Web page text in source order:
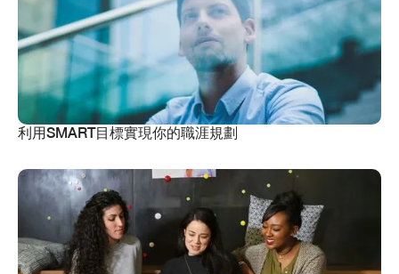
利用SMART目標實現你的職涯規劃